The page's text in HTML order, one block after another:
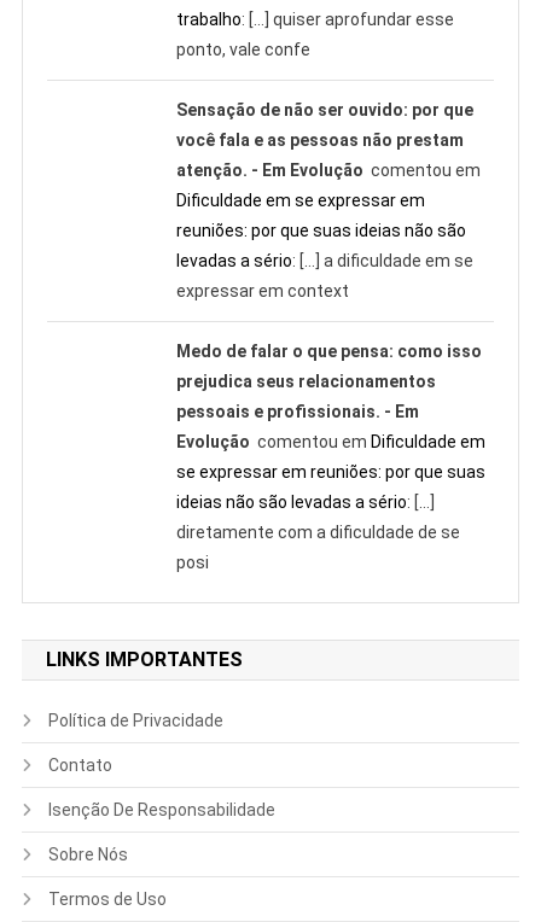
trabalho: […] quiser aprofundar esse
ponto, vale confe
Sensação de não ser ouvido: por que
você fala e as pessoas não prestam
atenção. - Em Evolução comentou em
Dificuldade em se expressar em
reuniões: por que suas ideias não são
levadas a sério: […] a dificuldade em se
expressar em context
Medo de falar o que pensa: como isso
prejudica seus relacionamentos
pessoais e profissionais. - Em
Evolução comentou em Dificuldade em
se expressar em reuniões: por que suas
ideias não são levadas a sério: […]
diretamente com a dificuldade de se
posi
LINKS IMPORTANTES
Política de Privacidade
Contato
Isenção De Responsabilidade
Sobre Nós
Termos de Uso